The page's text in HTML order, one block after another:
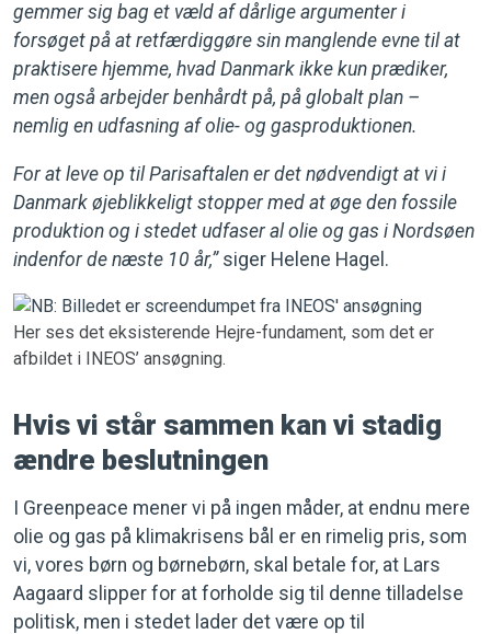
gemmer sig bag et væld af dårlige argumenter i
forsøget på at retfærdiggøre sin manglende evne til at
praktisere hjemme, hvad Danmark ikke kun prædiker,
men også arbejder benhårdt på, på globalt plan –
nemlig en udfasning af olie- og gasproduktionen.
For at leve op til Parisaftalen er det nødvendigt at vi i
Danmark øjeblikkeligt stopper med at øge den fossile
produktion og i stedet udfaser al olie og gas i Nordsøen
indenfor de næste 10 år,”siger Helene Hagel.
Her ses det eksisterende Hejre-fundament, som det er
afbildet i INEOS’ ansøgning.
Hvis vi står sammen kan vi stadig
ændre beslutningen
I Greenpeace mener vi på ingen måder, at endnu mere
olie og gas på klimakrisens bål er en rimelig pris, som
vi, vores børn og børnebørn, skal betale for, at Lars
Aagaard slipper for at forholde sig til denne tilladelse
politisk, men i stedet lader det være op til